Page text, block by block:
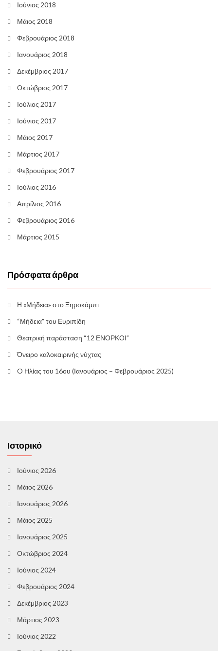
Ιούνιος 2018
Μάιος 2018
Φεβρουάριος 2018
Ιανουάριος 2018
Δεκέμβριος 2017
Οκτώβριος 2017
Ιούλιος 2017
Ιούνιος 2017
Μάιος 2017
Μάρτιος 2017
Φεβρουάριος 2017
Ιούλιος 2016
Απρίλιος 2016
Φεβρουάριος 2016
Μάρτιος 2015
Πρόσφατα άρθρα
Η «Μήδεια» στο Ξηροκάμπι
“Μήδεια” του Ευριπίδη
Θεατρική παράσταση “12 ΕΝΟΡΚΟΙ”
Όνειρο καλοκαιρινής νύχτας
O Ηλίας του 16ου (Ιανουάριος – Φεβρουάριος 2025)
Ιστορικό
Ιούνιος 2026
Μάιος 2026
Ιανουάριος 2026
Μάιος 2025
Ιανουάριος 2025
Οκτώβριος 2024
Ιούνιος 2024
Φεβρουάριος 2024
Δεκέμβριος 2023
Μάρτιος 2023
Ιούνιος 2022